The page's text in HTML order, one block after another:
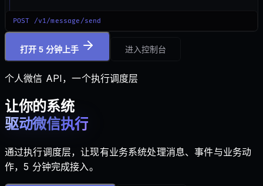
POST /v1/message/send
打开 5 分钟上手 进入控制台
个人微信 API，一个执行调度层
让你的系统
驱动微信执行
通过执行调度层，让现有业务系统处理消息、事件与业务动
作，5 分钟完成接入。